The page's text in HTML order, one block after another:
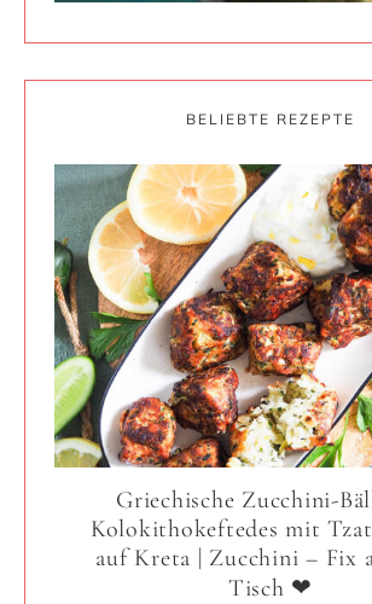
BELIEBTE REZEPTE
Griechische Zucchini-
Kolokithokeftedes mit
auf Kreta | Zucchini – Fix
Tisch ❤